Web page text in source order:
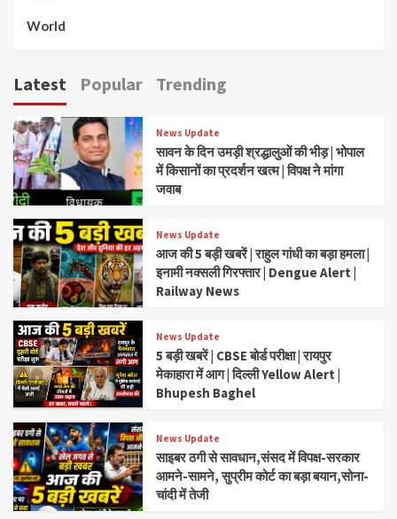
World
Latest Popular Trending
News Update
सावन के दिन उमड़ी श्रद्धालुओं की भीड़ | भोपाल
में किसानों का प्रदर्शन खत्म | विपक्ष ने मांगा
जवाब
News Update
आज की 5 बड़ी खबरें | राहुल गांधी का बड़ा हमला |
इनामी नक्सली गिरफ्तार | Dengue Alert |
Railway News
News Update
5 बड़ी खबरें | CBSE बोर्ड परीक्षा | रायपुर
मेकाहारा में आग | दिल्ली Yellow Alert |
Bhupesh Baghel
News Update
साइबर ठगी से सावधान,संसद में विपक्ष-सरकार
आमने-सामने, सुप्रीम कोर्ट का बड़ा बयान,सोना-
चांदी में तेजी